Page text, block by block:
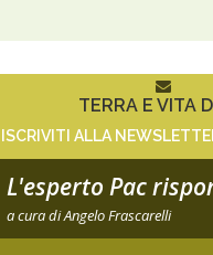
TERRA E VITA
ISCRIVITI ALLA
L'esperto Pac
a cura di Angelo Frascarelli